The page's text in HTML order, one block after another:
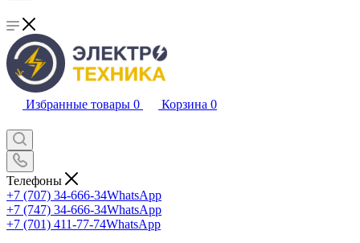
Избранные товары 0 Корзина 0
Телефоны
+7 (707) 34-666-34WhatsApp
+7 (747) 34-666-34WhatsApp
+7 (701) 411-77-74WhatsApp